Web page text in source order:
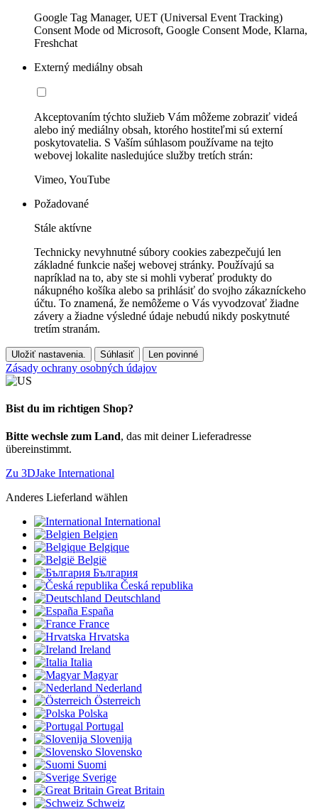
Google Tag Manager, UET (Universal Event Tracking)
Consent Mode od Microsoft, Google Consent Mode, Klarna,
Freshchat
Externý mediálny obsah
Akceptovaním týchto služieb Vám môžeme zobraziť videá
alebo iný mediálny obsah, ktorého hostiteľmi sú externí
poskytovatelia. S Vaším súhlasom používame na tejto
webovej lokalite nasledujúce služby tretích strán:
Vimeo, YouTube
Požadované
Stále aktívne
Technicky nevyhnutné súbory cookies zabezpečujú len
základné funkcie našej webovej stránky. Používajú sa
napríklad na to, aby ste si mohli vyberať produkty do
nákupného košíka alebo sa prihlásiť do svojho zákazníckeho
účtu. To znamená, že nemôžeme o Vás vyvodzovať žiadne
závery a žiadne výsledné údaje nebudú nikdy poskytnuté
tretím stranám.
Uložiť nastavenia. Súhlasiť Len povinné
Zásady ochrany osobných údajov
Bist du im richtigen Shop?
Bitte wechsle zum Land, das mit deiner Lieferadresse
übereinstimmt.
Zu 3DJake International
Anderes Lieferland wählen
International
Belgien
Belgique
België
България
Česká republika
Deutschland
España
France
Hrvatska
Ireland
Italia
Magyar
Nederland
Österreich
Polska
Portugal
Slovenija
Slovensko
Suomi
Sverige
Great Britain
Schweiz